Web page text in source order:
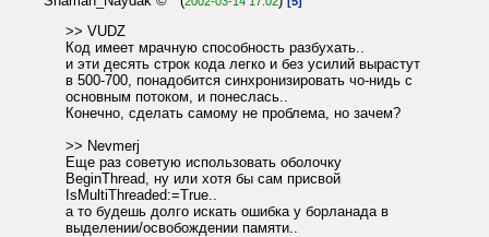
>> VUDZ
Код имеет мрачную способность разбухать..
и эти десять строк кода легко и без усилий вырастут
в 500-700, понадобится синхронизировать чо-нидь с
основным потоком, и понеслась..
Конечно, сделать самому не проблема, но зачем?
>> Nevmerj
Еще раз советую использовать оболочку
BeginThread, ну или хотя бы сам присвой
IsMultiThreaded:=True..
а то будешь долго искать ошибка у борланада в
выделении/освобождении памяти..